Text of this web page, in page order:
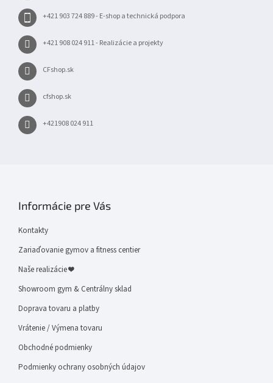
+421 903 724 889 - E-shop a technická podpora
+421 908 024 911 - Realizácie a projekty
CFshop.sk
cfshop.sk
+421908 024 911
Informácie pre Vás
Kontakty
Zariaďovanie gymov a fitness centier
Naše realizácie ❤
Showroom gym & Centrálny sklad
Doprava tovaru a platby
Vrátenie / Výmena tovaru
Obchodné podmienky
Podmienky ochrany osobných údajov